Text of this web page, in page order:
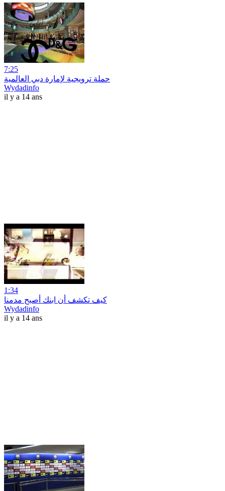
7:25
حملة ترويجية لإمارة دبي العالمية
Wydadinfo
il y a 14 ans
1:34
كيف تكشف أن ابنك أصبح مدمنا
Wydadinfo
il y a 14 ans